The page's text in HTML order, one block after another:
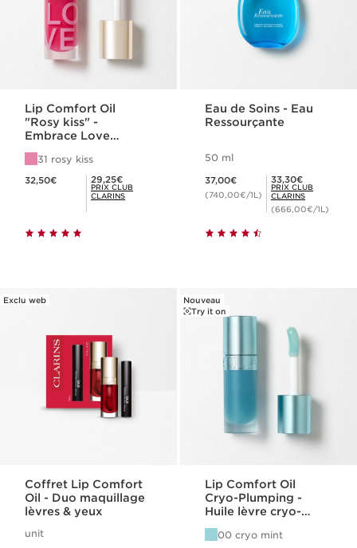
Lip Comfort Oil
"Rosy kiss" -
Embrace Love
31 rosy kiss
32,50€ Prix Club Clarins 29,25€
29,25€
PRIX CLUB
CLARINS
Eau de Soins - Eau
Ressourçante
50 ml
37,00€
(740,00€/1L)
Prix Club Clarins 33,30€
33,30€
PRIX CLUB
CLARINS
(666,00€/1L)
Exclu web
Coffret Lip Comfort
Oil - Duo maquillage
lèvres & yeux
unit
Nouveau
Try it on
Lip Comfort Oil
Cryo-Plumping -
Huile lèvre cryo-
00 cryo mint